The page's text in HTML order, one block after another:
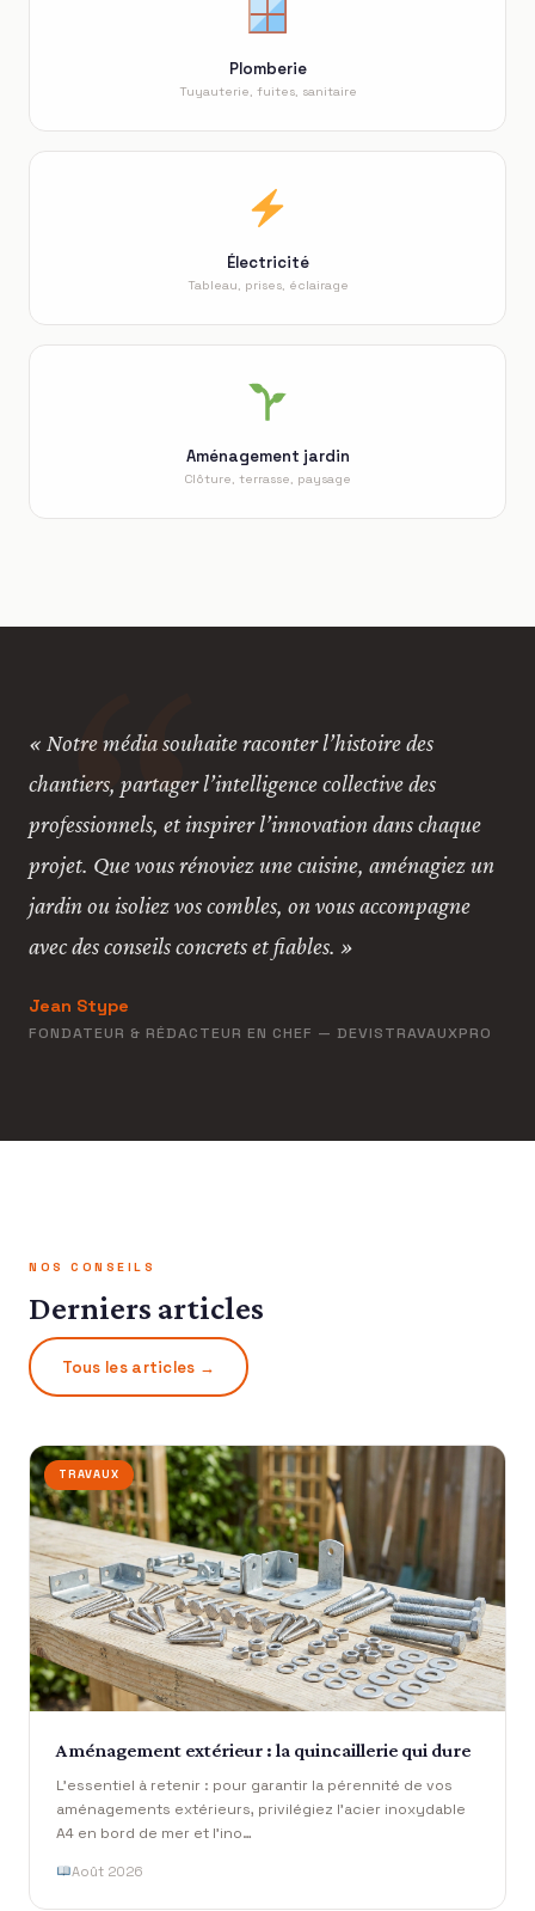
Plomberie
Tuyauterie, fuites, sanitaire
Électricité
Tableau, prises, éclairage
Aménagement jardin
Clôture, terrasse, paysage
« Notre média souhaite raconter l’histoire des
chantiers, partager l’intelligence collective des
professionnels, et inspirer l’innovation dans chaque
projet. Que vous rénoviez une cuisine, aménagiez un
jardin ou isoliez vos combles, on vous accompagne
avec des conseils concrets et fiables. »
Jean Stype
FONDATEUR & RÉDACTEUR EN CHEF — DEVISTRAVAUXPRO
NOS CONSEILS
Derniers articles
Tous les articles →
TRAVAUX
Aménagement extérieur : la quincaillerie qui dure
L’essentiel à retenir : pour garantir la pérennité de vos
aménagements extérieurs, privilégiez l’acier inoxydable
A4 en bord de mer et l’ino…
Août 2026